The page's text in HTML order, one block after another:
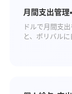
月間支出管理
ドルで月間支
と、ボリバル